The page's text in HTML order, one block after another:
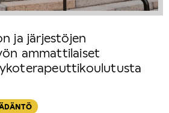
ja järjestöjen
ammattilaiset